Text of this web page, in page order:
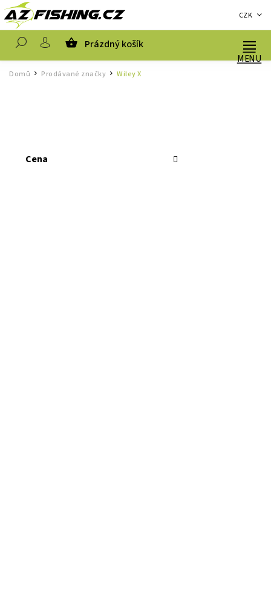
CZK
Prázdný košík
Domů / Prodávané značky / Wiley X